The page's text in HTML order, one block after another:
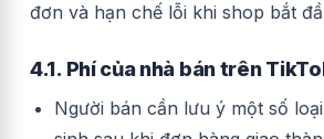
đơn và hạn chế lỗi khi shop bắt
4.1. Phí của nhà bán trên
Người bán cần lưu ý một số